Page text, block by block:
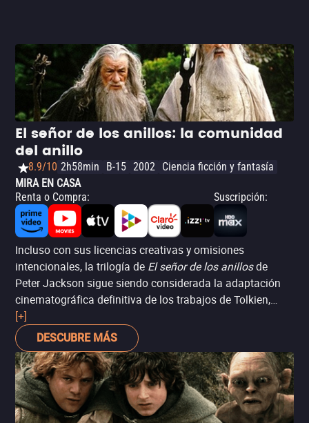
El señor de los anillos: la comunidad
del anillo
8.9/10 2h58min B-15 2002 Ciencia ficción y fantasía
MIRA EN CASA
Renta o Compra: Suscripción:
Incluso con sus licencias creativas y omisiones
intencionales, la trilogía de El señor de los anillosde
Peter Jackson sigue siendo considerada la adaptación
cinematográfica definitiva de los trabajos de Tolkien,
balanceando una mitología densa con las convenciones
del
cine de aventuras en su forma más espectacular.
Filmada conjuntamente con sus dos secuelas,La
comunidad del anillonarra el inicio de la aventura de
Frodo para destruir el Anillo único en Mordor, con ayuda
de sus compañeros de los diversos pueblos de la Tierra
Media.
[+]
DESCUBRE MÁS